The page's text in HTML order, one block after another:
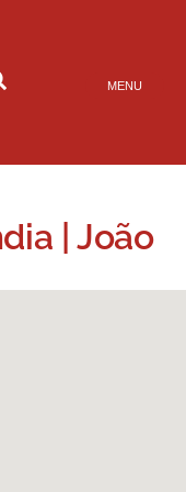
MENU
| João